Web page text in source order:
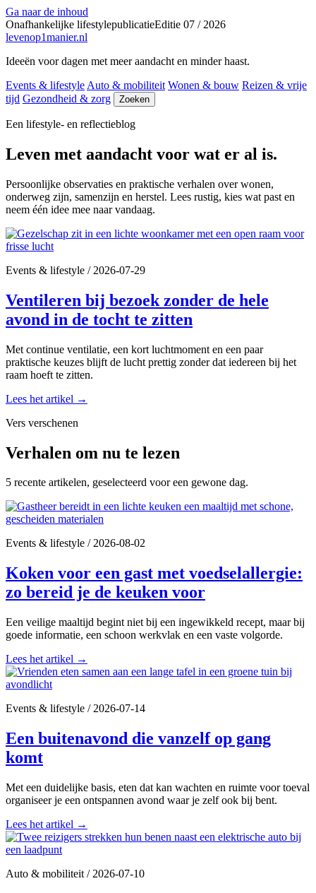
Ga naar de inhoud
Onafhankelijke lifestylepublicatieEditie 07 / 2026
levenop1manier.nl
Ideeën voor dagen met meer aandacht en minder haast.
Events & lifestyle Auto & mobiliteit Wonen & bouw Reizen & vrije
tijd Gezondheid & zorg Zoeken
Een lifestyle- en reflectieblog
Leven met aandacht voor wat er al is.
Persoonlijke observaties en praktische verhalen over wonen,
onderweg zijn, samenzijn en herstel. Lees rustig, kies wat past en
neem één idee mee naar vandaag.
Events & lifestyle /2026-07-29
Ventileren bij bezoek zonder de hele
avond in de tocht te zitten
Met continue ventilatie, een kort luchtmoment en een paar
praktische keuzes blijft de lucht prettig zonder dat iedereen bij het
raam hoeft te zitten.
Lees het artikel →
Vers verschenen
Verhalen om nu te lezen
5 recente artikelen, geselecteerd voor een gewone dag.
Events & lifestyle /2026-08-02
Koken voor een gast met voedselallergie:
zo bereid je de keuken voor
Een veilige maaltijd begint niet bij een ingewikkeld recept, maar bij
goede informatie, een schoon werkvlak en een vaste volgorde.
Lees het artikel →
Events & lifestyle /2026-07-14
Een buitenavond die vanzelf op gang
komt
Met een duidelijke basis, eten dat kan wachten en ruimte voor toeval
organiseer je een ontspannen avond waar je zelf ook bij bent.
Lees het artikel →
Auto & mobiliteit /2026-07-10